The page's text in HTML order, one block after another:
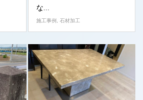
な...
施工事例 石材加工